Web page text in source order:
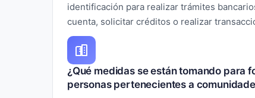
identificación para realizar trámites
cuenta, solicitar créditos o realizar
¿Qué medidas se están tomando para
personas pertenecientes a